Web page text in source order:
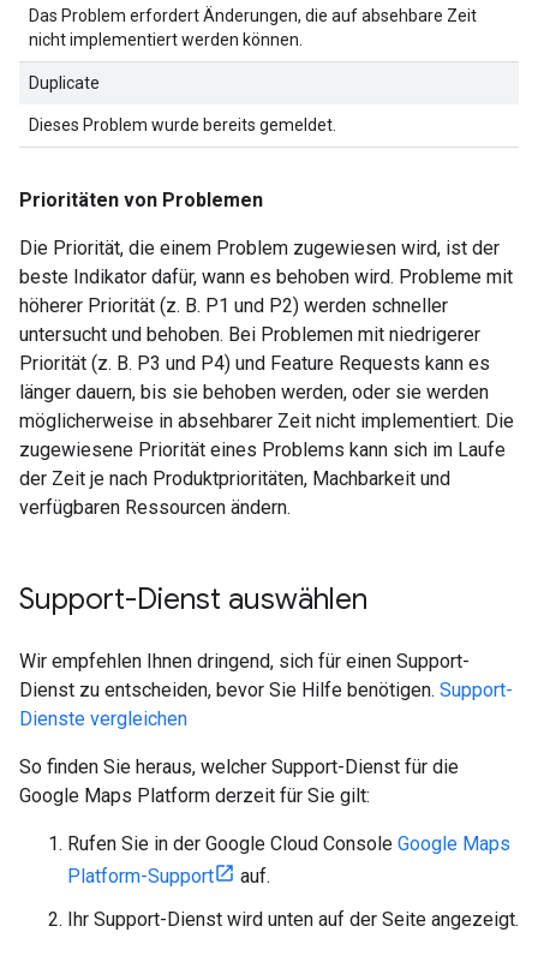
Das Problem erfordert Änderungen, die auf absehbare Zeit
nicht implementiert werden können.
Duplicate
Dieses Problem wurde bereits gemeldet.
Prioritäten von Problemen
Die Priorität, die einem Problem zugewiesen wird, ist der
beste Indikator dafür, wann es behoben wird. Probleme mit
höherer Priorität (z. B. P1 und P2) werden schneller
untersucht und behoben. Bei Problemen mit niedrigerer
Priorität (z. B. P3 und P4) und Feature Requests kann es
länger dauern, bis sie behoben werden, oder sie werden
möglicherweise in absehbarer Zeit nicht implementiert. Die
zugewiesene Priorität eines Problems kann sich im Laufe
der Zeit je nach Produktprioritäten, Machbarkeit und
verfügbaren Ressourcen ändern.
Support-Dienst auswählen
Wir empfehlen Ihnen dringend, sich für einen Support-
Dienst zu entscheiden, bevor Sie Hilfe benötigen. Support-
Dienste vergleichen
So finden Sie heraus, welcher Support-Dienst für die
Google Maps Platform derzeit für Sie gilt:
Rufen Sie in der Google Cloud Console Google Maps
Platform-Support
auf.
Ihr Support-Dienst wird unten auf der Seite angezeigt.